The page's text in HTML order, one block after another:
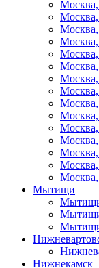
Москва,
Москва,
Москва,
Москва,
Москва,
Москва,
Москва,
Москва,
Москва,
Мытищи
Нижнекамск